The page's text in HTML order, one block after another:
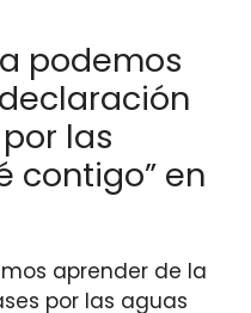
podemos
las
contigo” en
aprender de la
por las aguas